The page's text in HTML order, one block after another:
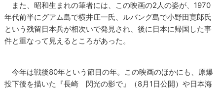
また、昭和生まれの筆者には、この映画の2人の姿が、1970
年代前半にグアム島で横井庄一氏、ルバング島で小野田寛郎氏
という残留日本兵が相次いで発見され、後に日本に帰国した事
件と重なって見えるところがあった。
今年は戦後80年という節目の年。この映画のほかにも、原爆
投下後を描いた『長崎 閃光の影で』（8月1日公開）や日本海